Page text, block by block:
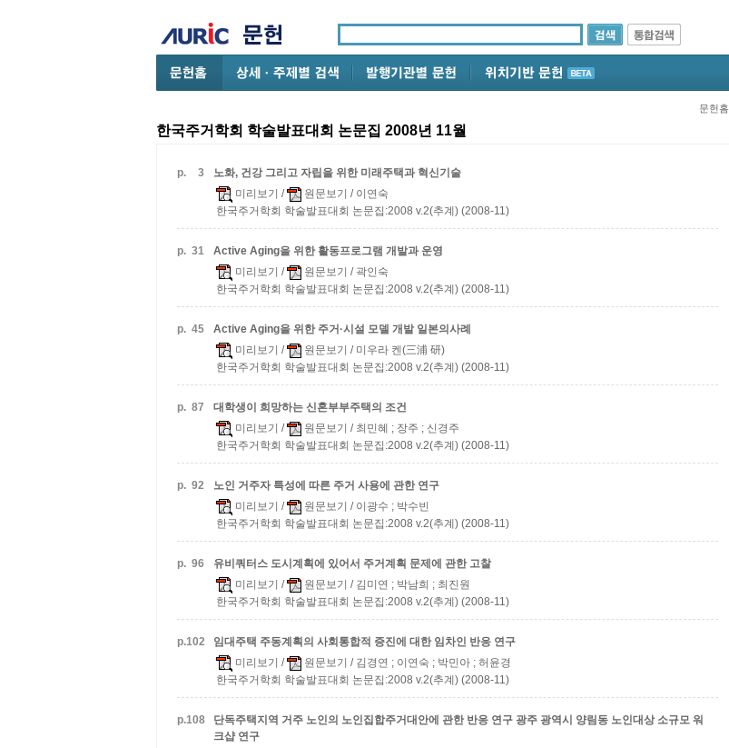
문헌홈
한국주거학회 학술발표대회 논문집 2008년 11월
p. 3
노화, 건강 그리고 자립을 위한 미래주택과 혁신기술
미리보기 / 원문보기 / 이연숙
한국주거학회 학술발표대회 논문집:2008 v.2(추계) (2008-11)
p. 31
Active Aging을 위한 활동프로그램 개발과 운영
미리보기 / 원문보기 / 곽인숙
한국주거학회 학술발표대회 논문집:2008 v.2(추계) (2008-11)
p. 45 Active Aging을 위한 주거·시설 모델 개발 일본의사례
미리보기 / 원문보기 / 미우라 켄(三浦 研)
한국주거학회 학술발표대회 논문집:2008 v.2(추계) (2008-11)
p. 87
대학생이 희망하는 신혼부부주택의 조건
미리보기 / 원문보기 / 최민혜 ; 장주 ; 신경주
한국주거학회 학술발표대회 논문집:2008 v.2(추계) (2008-11)
p. 92
노인 거주자 특성에 따른 주거 사용에 관한 연구
미리보기 / 원문보기 / 이광수 ; 박수빈
한국주거학회 학술발표대회 논문집:2008 v.2(추계) (2008-11)
p. 96
유비쿼터스 도시계획에 있어서 주거계획 문제에 관한 고찰
미리보기 / 원문보기 / 김미연 ; 박남희 ; 최진원
한국주거학회 학술발표대회 논문집:2008 v.2(추계) (2008-11)
p.102
임대주택 주동계획의 사회통합적 증진에 대한 임차인 반응 연구
미리보기 / 원문보기 / 김경연 ; 이연숙 ; 박민아 ; 허윤경
한국주거학회 학술발표대회 논문집:2008 v.2(추계) (2008-11)
p.108 단독주택지역 거주 노인의 노인집합주거대안에 관한 반응 연구 광주 광역시 양림동 노인대상 소규모 워
크샵 연구